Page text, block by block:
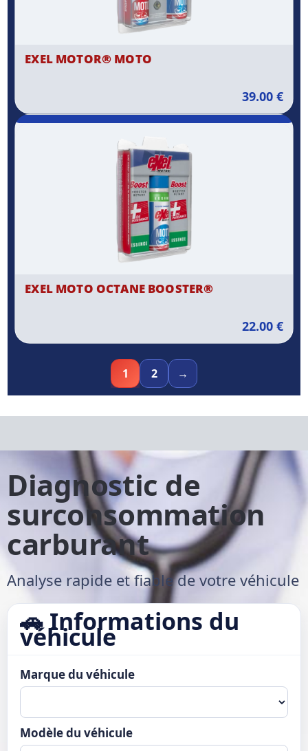
EXEL MOTOR® MOTO
39.00 €
EXEL MOTO OCTANE BOOSTER®
22.00 €
1 2 →
Diagnostic de
surconsommation
carburant
Analyse rapide et fiable de votre véhicule
🚗 Informations du
véhicule
Marque du véhicule
Modèle du véhicule